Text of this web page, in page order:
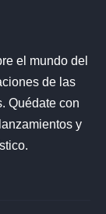
el mundo del
de las
Quédate con
y